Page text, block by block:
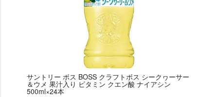
サントリー ボス BOSS クラフトボス シークヮーサー
＆ウメ 果汁入り ビタミン クエン酸 ナイアシン
500ml×24本